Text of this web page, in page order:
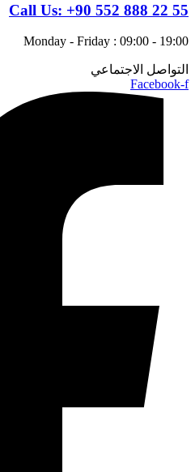
Call Us: +90 552 888 22 55
Monday - Friday : 09:00 - 19:00
التواصل الاجتماعي
Facebook-f